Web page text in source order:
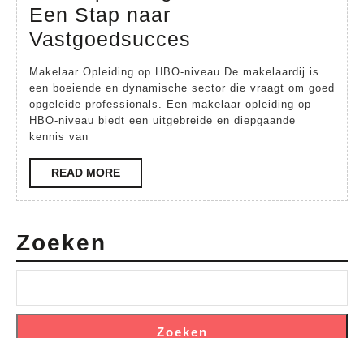
Een Stap naar
Vastgoedsucces
opleiding
tot
Makelaar:
Vastgoedsucces
Makelaar Opleiding op HBO-niveau De makelaardij is
een boeiende en dynamische sector die vraagt om goed
opgeleide professionals. Een makelaar opleiding op
HBO-niveau biedt een uitgebreide en diepgaande
kennis van
READ MOREREAD
MORE
Zoeken
Zoeken